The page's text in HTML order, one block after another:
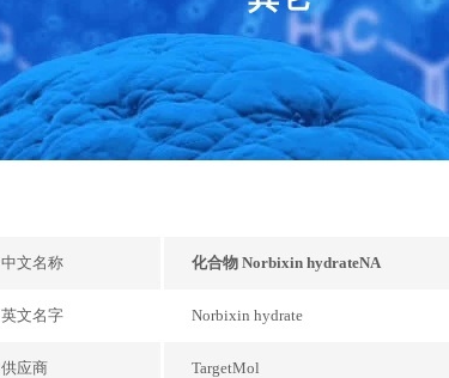
中文名称 化合物 Norbixin hydrateNA
英文名字 Norbixin hydrate
供应商 TargetMol